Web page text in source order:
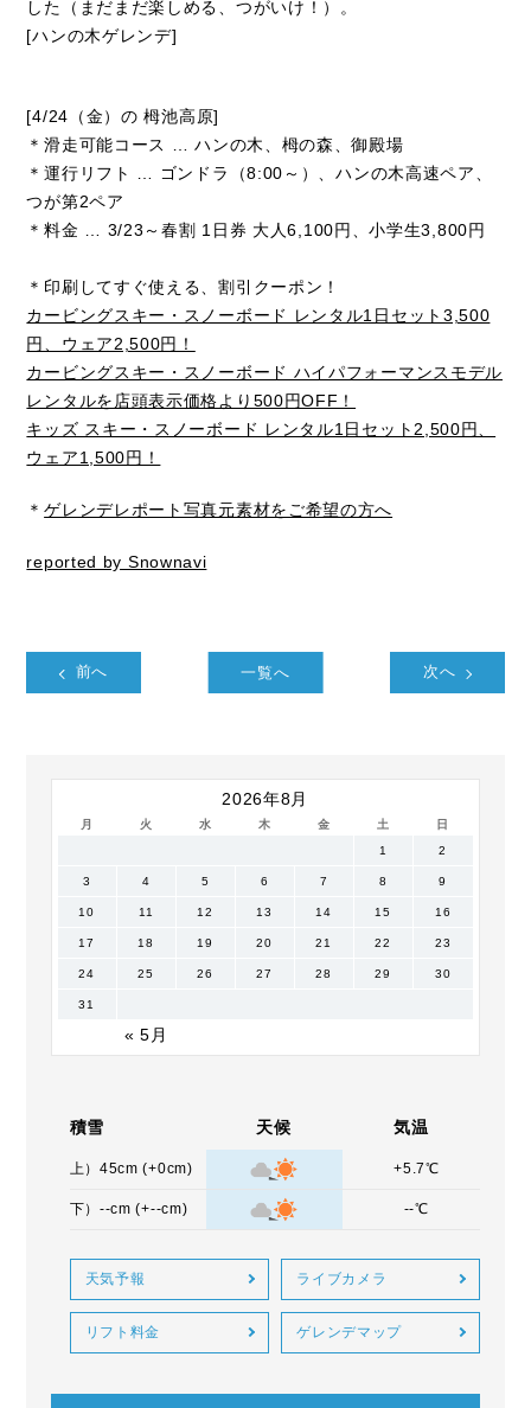
した（まだまだ楽しめる、つがいけ！）。
[ハンの木ゲレンデ]
[4/24（金）の 栂池高原]
＊滑走可能コース … ハンの木、栂の森、御殿場
＊運行リフト … ゴンドラ（8:00～）、ハンの木高速ペア、
つが第2ペア
＊料金 … 3/23～春割 1日券 大人6,100円、小学生3,800円
＊印刷してすぐ使える、割引クーポン！
カービングスキー・スノーボード レンタル1日セット3,500
円、ウェア2,500円！
カービングスキー・スノーボード ハイパフォーマンスモデル
レンタルを店頭表示価格より500円OFF！
キッズ スキー・スノーボード レンタル1日セット2,500円、
ウェア1,500円！
＊ゲレンデレポート写真元素材をご希望の方へ
reported by Snownavi
前へ 一覧へ 次へ
2026年8月
月 火 水 木 金 土 日
« 5月
1 2
3 4 5 6 7 8 9
10 11 12 13 14 15 16
17 18 19 20 21 22 23
24 25 26 27 28 29 30
31
積雪 天候 気温
上）45cm (+0cm) +5.7℃
下）--cm (+--cm) --℃
天気予報 ライブカメラ
リフト料金 ゲレンデマップ